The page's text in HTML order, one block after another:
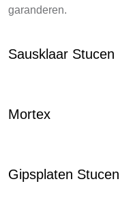
garanderen.
Sausklaar Stucen
Mortex
Gipsplaten Stucen